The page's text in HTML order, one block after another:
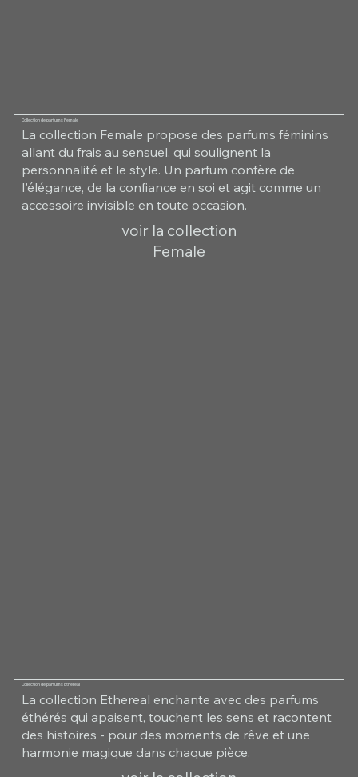
Collection de parfums Female
La collection Female propose des parfums féminins
allant du frais au sensuel, qui soulignent la
personnalité et le style. Un parfum confère de
l'élégance, de la confiance en soi et agit comme un
accessoire invisible en toute occasion.
voir la collection
Female
Collection de parfums Ethereal
La collection Ethereal enchante avec des parfums
éthérés qui apaisent, touchent les sens et racontent
des histoires - pour des moments de rêve et une
harmonie magique dans chaque pièce.